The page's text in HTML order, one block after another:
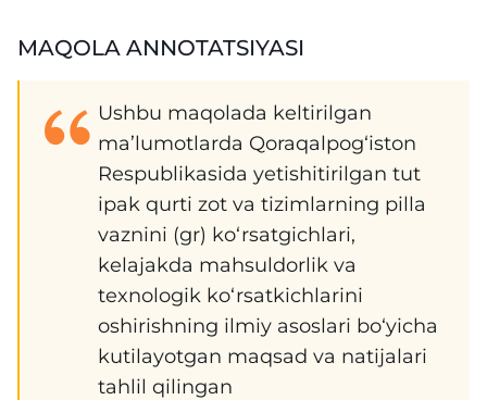
MAQOLA ANNOTATSIYASI
Ushbu maqolada keltirilgan
ma’lumotlarda Qoraqalpog‘iston
Respublikasida yetishitirilgan tut
ipak qurti zot va tizimlarning pilla
vaznini (gr) ko‘rsatgichlari,
kelajakda mahsuldorlik va
texnologik ko‘rsatkichlarini
oshirishning ilmiy asoslari bo‘yicha
kutilayotgan maqsad va natijalari
tahlil qilingan